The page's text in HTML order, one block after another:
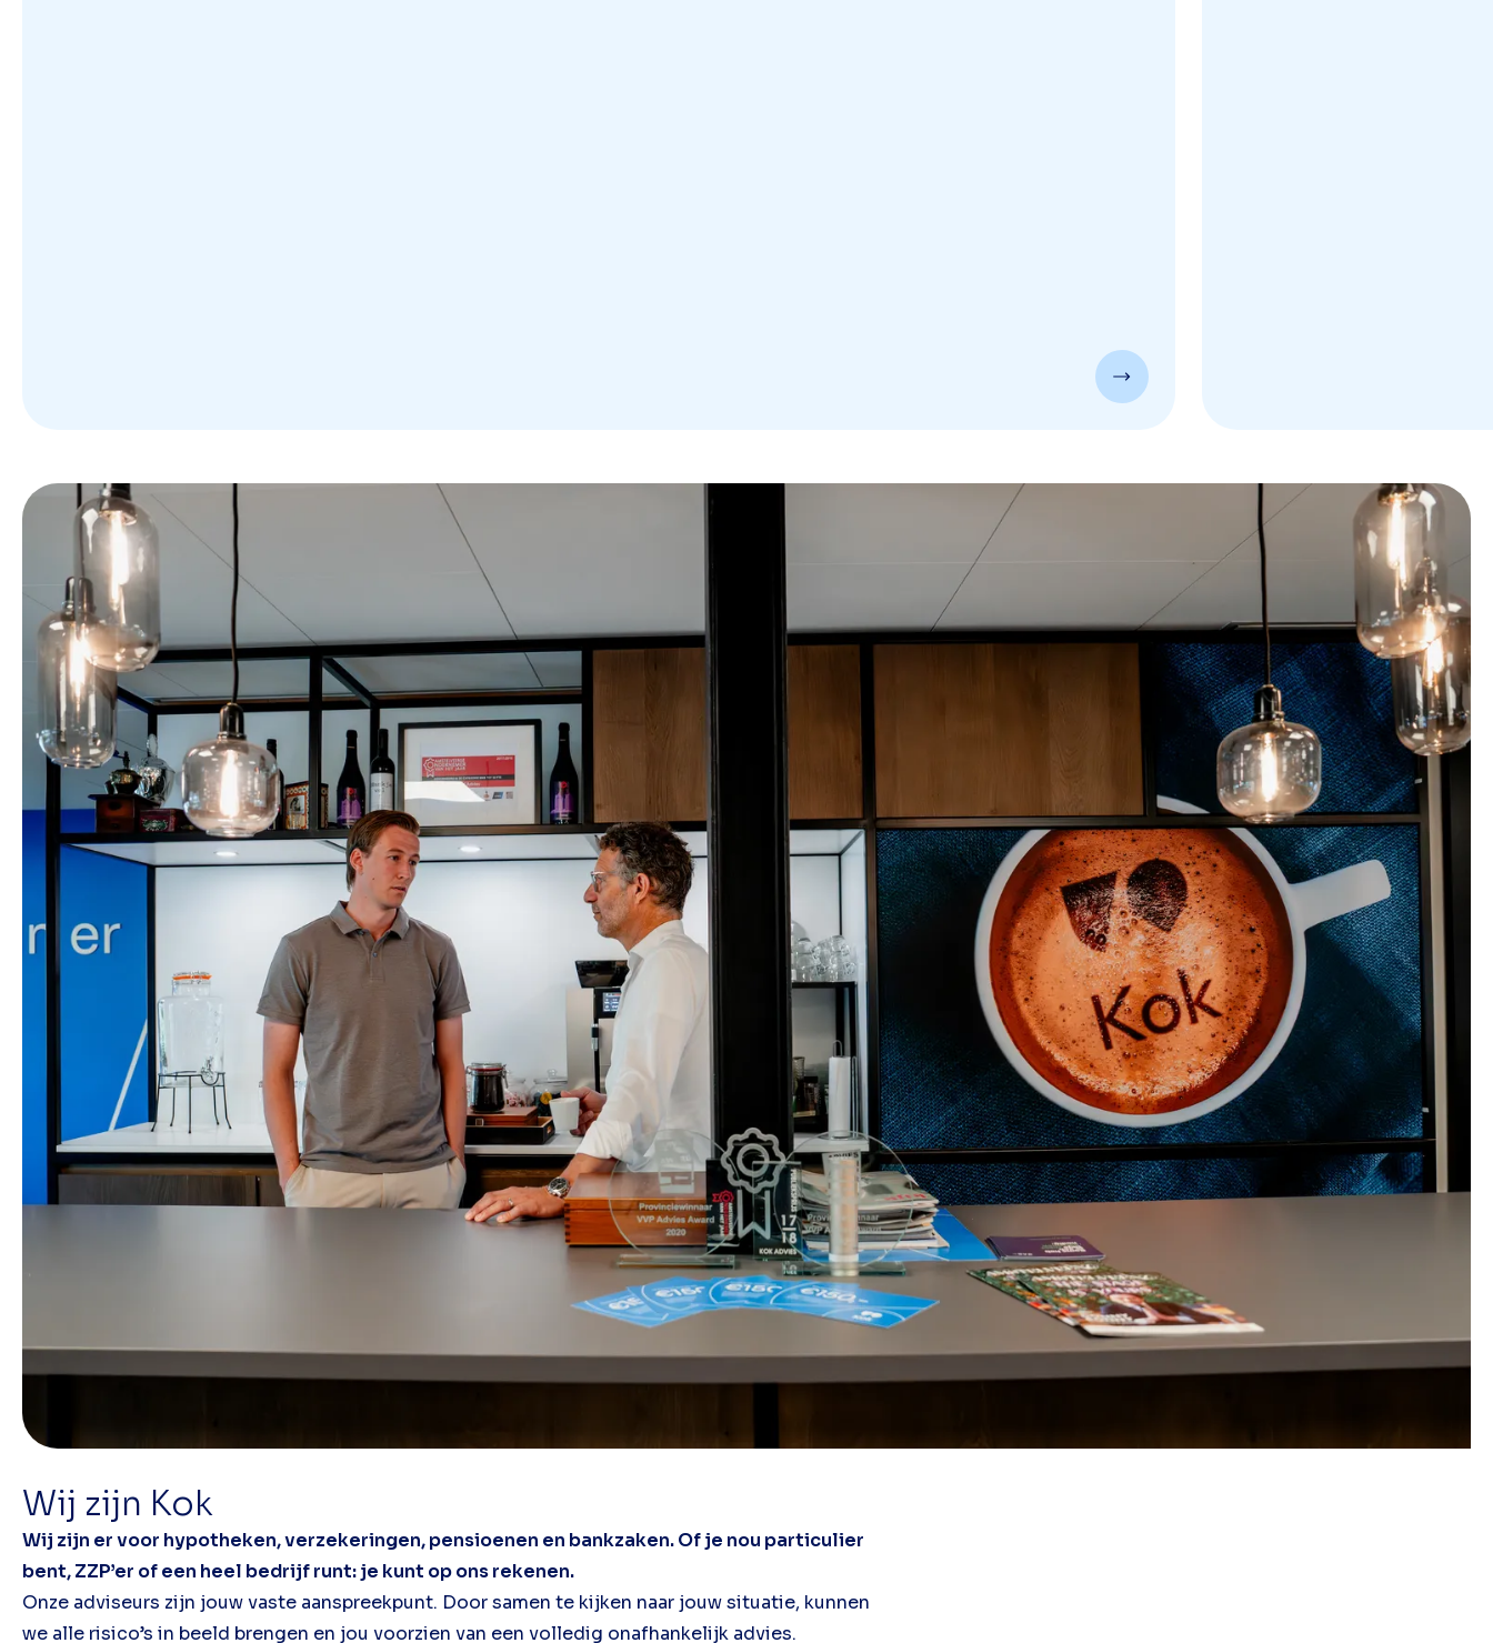
Wij zijn Kok
Wij zijn er voor hypotheken, verzekeringen, pensioenen en bankzaken. Of je nou particulier
bent, ZZP’er of een heel bedrijf runt: je kunt op ons rekenen.
Onze adviseurs zijn jouw vaste aanspreekpunt. Door samen te kijken naar jouw situatie, kunnen
we alle risico’s in beeld brengen en jou voorzien van een volledig onafhankelijk advies.